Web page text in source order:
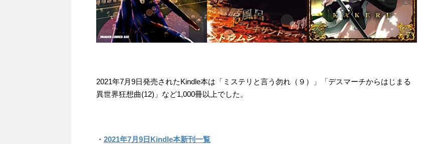
2021年7月9日発売されたKindle本は「ミステリと言う勿れ（９）」「デスマーチからはじまる
異世界狂想曲(12)」など1,000冊以上でした。
・ 2021年7月9日Kindle本新刊一覧